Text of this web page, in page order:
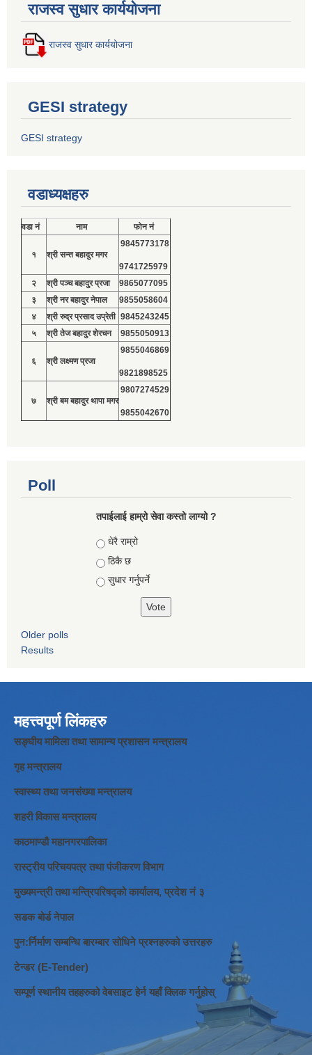
राजस्व सुधार कार्ययोजना
राजस्व सुधार कार्ययोजना
GESI strategy
GESI strategy
वडाध्यक्षहरु
वडा नं नाम फोन नं
१ श्री सन्त बहादुर मगर
9845773178
9741725979
२
श्री पञ्च बहादुर प्रजा
9865077095
३
श्री नर बहादुर नेपाल
9855058604
४
श्री रुद्र प्रसाद उप्रेती 9845243245
५
श्री तेज बहादुर शेरचन 9855050913
६ श्री लक्ष्मण प्रजा
9855046869
9821898525
७ श्री बम बहादुर थापा मगर
9807274529
9855042670
Poll
तपाईलाई हाम्रो सेवा कस्तो लाग्यो ?
Choices
धेरै राम्रो
ठिकै छ
सुधार गर्नुपर्ने
Older polls
Results
महत्त्वपूर्ण लिंकहरु
सङ्घीय मामिला तथा सामान्य प्रशासन मन्त्रालय
गृह मन्त्रालय
स्वास्थ्य तथा जनसंख्या मन्त्रालय
शहरी विकास मन्त्रालय
काठमाण्डौ महानगरपालिका
रास्ट्रीय परिचयपत्र तथा पंजीकरण विभाग
मुख्यमन्त्री तथा मन्त्रिपरिषद्को कार्यालय, प्रदेश नं ३
सडक बोर्ड नेपाल
पुन:र्निर्माण सम्बन्धि बारम्बार सोधिने प्रश्नहरुको उत्तरहरु
टेन्डर (E-Tender)
सम्पूर्ण स्थानीय तहहरुको वेबसाइट हेर्न यहाँ क्लिक गर्नुहोस्